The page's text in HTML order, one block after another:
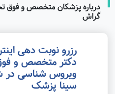
درباره پزشکان متخصص و
گراش
رزرو نوبت دهی
دکتر متخصص و
ویروس شناسی در
سینا پزشک